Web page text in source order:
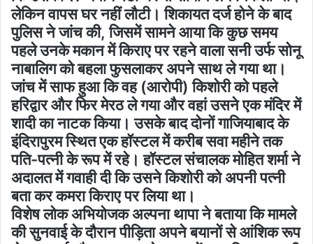
लेकिन वापस घर नहीं लौटी। शिकायत दर्ज होने के बाद
पुलिस ने जांच की, जिसमें सामने आया कि कुछ समय
पहले उनके मकान में किराए पर रहने वाला सनी उर्फ सोनू
नाबालिग को बहला फुसलाकर अपने साथ ले गया था।
जांच में साफ हुआ कि वह (आरोपी) किशोरी को पहले
हरिद्वार और फिर मेरठ ले गया और वहां उसने एक मंदिर में
शादी का नाटक किया। उसके बाद दोनों गाजियाबाद के
इंदिरापुरम स्थित एक हॉस्टल में करीब सवा महीने तक
पति-पत्नी के रूप में रहे। हॉस्टल संचालक मोहित शर्मा ने
अदालत में गवाही दी कि उसने किशोरी को अपनी पत्नी
बता कर कमरा किराए पर लिया था।
विशेष लोक अभियोजक अल्पना थापा ने बताया कि मामले
की सुनवाई के दौरान पीड़िता अपने बयानों से आंशिक रूप